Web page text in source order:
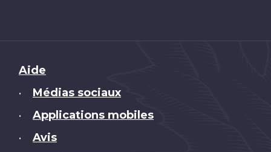
Brand
Aide
• Médias sociaux
• Applications mobiles
• Avis